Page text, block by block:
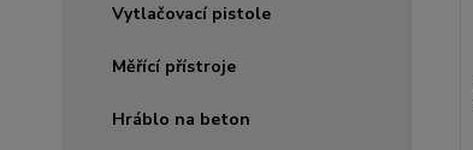
Vytlačovací pistole
Měřící přístroje
Hráblo na beton